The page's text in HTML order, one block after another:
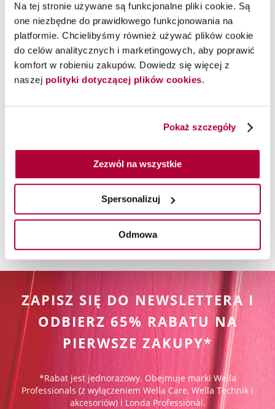
Na tej stronie używane są funkcjonalne pliki cookie. Są
one niezbędne do prawidłowego funkcjonowania na
platformie. Chcielibyśmy również używać plików cookie
do celów analitycznych i marketingowych, aby poprawić
komfort w robieniu zakupów. Dowiedz się więcej z
naszej polityki dotyczącej plików cookies.
Pokaż szczegóły
Zezwól na wszystkie
Spersonalizuj
Odmowa
Lakier Nail Lacquer
NAT026 Its Ashually OPI, 15
ml
OPI
Lakier klasyczny Nature Strong w kolorze szarym
Lakier Infinite Shine ISL107
Work From Chrome, 15 ml
OPI
Chwilowo niedostępny
Na Twojej liście życzeń nie ma żadnego produktu.
ZAPISZ SIĘ DO NEWSLETTERA I
ODBIERZ 65% RABATU NA
PIERWSZE ZAKUPY*
*Rabat jest jednorazowy. Obejmuje marki Wella
Professionals (z wyłączeniem Wella Care, Wella Technik i
akcesoriów) i Londa Professional.